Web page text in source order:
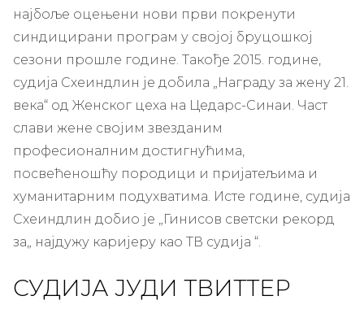
најбоље оцењени нови први покренути
синдицирани програм у својој бруцошкој
сезони прошле године. Такође 2015. године,
судија Схеиндлин је добила „Награду за жену 21.
века“ од Женског цеха на Цедарс-Синаи. Част
слави жене својим звезданим
професионалним достигнућима,
посвећеношћу породици и пријатељима и
хуманитарним подухватима. Исте године, судија
Схеиндлин добио је „Гинисов светски рекорд
за„ најдужу каријеру као ТВ судија “.
СУДИЈА ЈУДИ ТВИТТЕР